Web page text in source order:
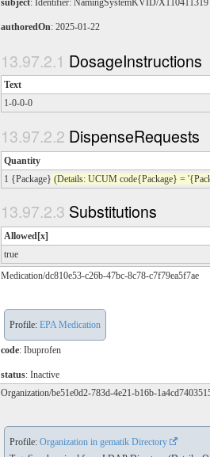
subject: Identifier: NamingSystemKVID/X110411319
authoredOn: 2025-01-22
DosageInstructions
Text
1-0-0-0
DispenseRequests
Quantity
1 {Package} (Details: UCUM code{Package} =
Substitutions
Allowed[x]
true
Medication/dc810e53-c26b-47bc-8c78-c7f79ea5f7ae
Profile: EPA Medication
code: Ibuprofen
status: Inactive
Organization/be51e0d2-783d-4e21-b16b-
Profile: Organization in gematik Directory